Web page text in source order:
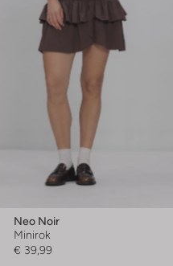
Neo Noir
Minirok
€ 39,99